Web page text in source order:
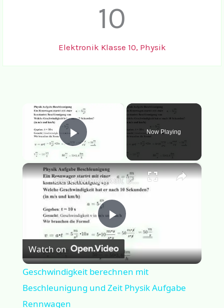
10
Elektronik Klasse 10, Physik
Play Video
Now Playing
×
Play
Video
Geschwindigkeit berechnen mit Beschleunigung und Zeit Physik Aufgabe Rennwagen
Watch on
Geschwindigkeit berechnen mit
Beschleunigung und Zeit Physik Aufgabe
Rennwagen